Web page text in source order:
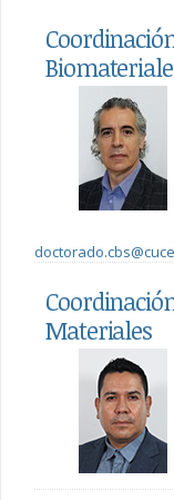
Materiales